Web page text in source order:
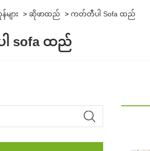
ျား > ဆိုဖာထည် > ကတ်တီပါ Sofa ထည်
sofa ထည်